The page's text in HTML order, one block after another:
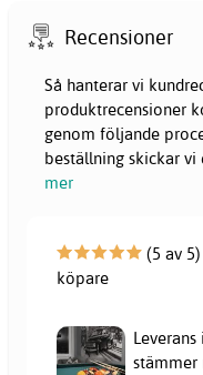
Recensioner
Så hanterar vi
produktrecensioner
genom följande
beställning skickar
mer
(5 av
köpare
stämmer